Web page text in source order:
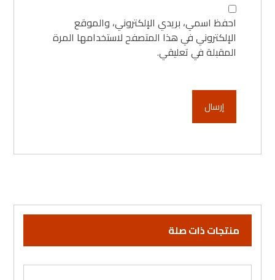
احفظ اسمي، بريدي الإلكتروني، والموقع
الإلكتروني في هذا المتصفح لاستخدامها المرة
المقبلة في تعليقي.
منتجات ذات صلة